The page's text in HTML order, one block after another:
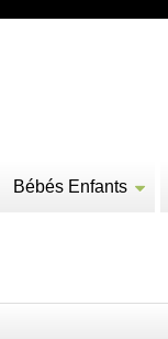
Bébés Enfants